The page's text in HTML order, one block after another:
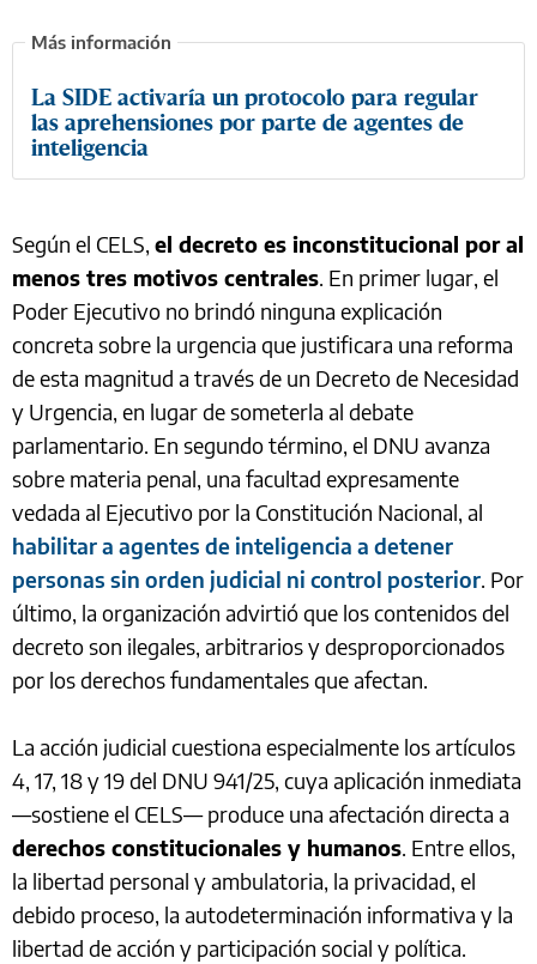
La SIDE activaría un protocolo para regular
las aprehensiones por parte de agentes de
inteligencia
Según el CELS, el decreto es inconstitucional por al
menos tres motivos centrales. En primer lugar, el
Poder Ejecutivo no brindó ninguna explicación
concreta sobre la urgencia que justificara una reforma
de esta magnitud a través de un Decreto de Necesidad
y Urgencia, en lugar de someterla al debate
parlamentario. En segundo término, el DNU avanza
sobre materia penal, una facultad expresamente
vedada al Ejecutivo por la Constitución Nacional, al
habilitar a agentes de inteligencia a detener
personas sin orden judicial ni control posterior. Por
último, la organización advirtió que los contenidos del
decreto son ilegales, arbitrarios y desproporcionados
por los derechos fundamentales que afectan.
La acción judicial cuestiona especialmente los artículos
4, 17, 18 y 19 del DNU 941/25, cuya aplicación inmediata
—sostiene el CELS— produce una afectación directa a
derechos constitucionales y humanos. Entre ellos,
la libertad personal y ambulatoria, la privacidad, el
debido proceso, la autodeterminación informativa y la
libertad de acción y participación social y política.